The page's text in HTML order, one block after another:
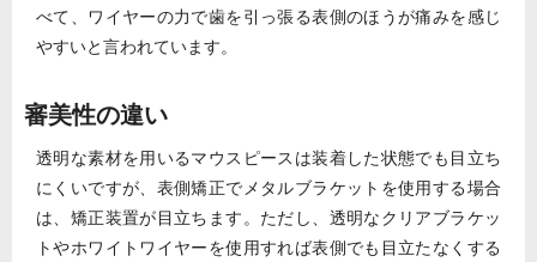
べて、ワイヤーの力で歯を引っ張る表側のほうが痛みを感じ
やすいと言われています。
審美性の違い
透明な素材を用いるマウスピースは装着した状態でも目立ち
にくいですが、表側矯正でメタルブラケットを使用する場合
は、矯正装置が目立ちます。ただし、透明なクリアブラケッ
トやホワイトワイヤーを使用すれば表側でも目立たなくする